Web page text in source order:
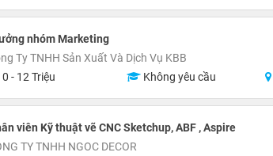
nhóm Marketing
Ty TNHH Sản Xuất Và Dịch Vụ KBB
- 12 Triệu
Không yêu cầu
viên Kỹ thuật vẽ CNC Sketchup, ABF , Aspire
TY TNHH NGOC DECOR